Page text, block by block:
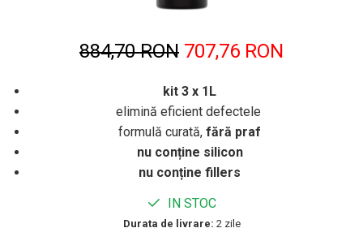
884,70 RON 707,76 RON
kit 3 x 1L
elimină eficient defectele
formulă curată, fără praf
nu conține silicon
nu conține fillers
IN STOC
Durata de livrare: 2 zile